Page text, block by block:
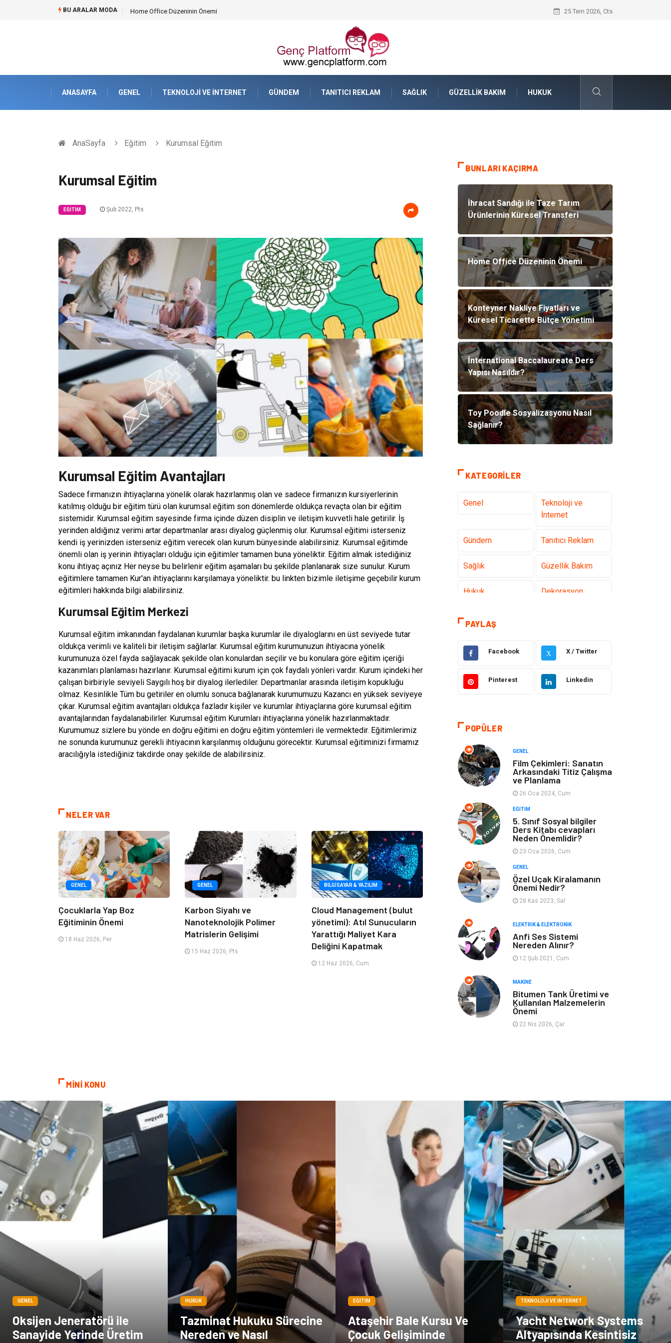
BU ARALAR MODA Konteyner Nakliye Fiyatları ve Küresel Ticarette Bütçe Yönetimi İnternational Baccalaureate Ders Yapısı
25 Tem 2026, Cts
ANASAYFA GENEL TEKNOLOJI VE İNTERNET GÜNDEM TANITICI REKLAM SAĞLIK GÜZELLIK BAKIM HUKUK
AnaSayfa Eğitim Kurumsal Eğitim
Kurumsal Eğitim
EĞITIM Şub 2022, Pts
Kurumsal Eğitim Avantajları
Sadece firmanızın ihtiyaçlarına yönelik olarak hazırlanmış olan ve sadece firmanızın kursiyerlerinin
katılmış olduğu bir eğitim türü olan kurumsal eğitim son dönemlerde oldukça revaçta olan bir eğitim
sistemidir. Kurumsal eğitim sayesinde firma içinde düzen disiplin ve iletişim kuvvetli hale getirilir. İş
yerinden aldığınız verimi artar departmanlar arası diyalog güçlenmiş olur. Kurumsal eğitimi isterseniz
kendi iş yerinizden isterseniz eğitim verecek olan kurum bünyesinde alabilirsiniz. Kurumsal eğitimde
önemli olan iş yerinin ihtiyaçları olduğu için eğitimler tamamen buna yöneliktir. Eğitim almak istediğiniz
konu ihtiyaç açınız Her neyse bu belirlenir eğitim aşamaları bu şekilde planlanarak size sunulur. Kurum
eğitimlere tamamen Kur'an ihtiyaçlarını karşılamaya yöneliktir. bu linkten bizimle iletişime geçebilir kurum
eğitimleri hakkında bilgi alabilirsiniz.
Kurumsal Eğitim Merkezi
Kurumsal eğitim imkanından faydalanan kurumlar başka kurumlar ile diyaloglarını en üst seviyede tutar
oldukça verimli ve kaliteli bir iletişim sağlarlar. Kurumsal eğitim kurumunuzun ihtiyacına yönelik
kurumunuza özel fayda sağlayacak şekilde olan konulardan seçilir ve bu konulara göre eğitim içeriği
kazanımları planlaması hazırlanır. Kurumsal eğitimi kurum için çok faydalı yönleri vardır. Kurum içindeki her
çalışan birbiriyle seviyeli Saygılı hoş bir diyalog ilerlediler. Departmanlar arasında iletişim kopukluğu
olmaz. Kesinlikle Tüm bu getiriler en olumlu sonuca bağlanarak kurumumuzu Kazancı en yüksek seviyeye
çıkar. Kurumsal eğitim avantajları oldukça fazladır kişiler ve kurumlar ihtiyaçlarına göre kurumsal eğitim
avantajlarından faydalanabilirler. Kurumsal eğitim Kurumları ihtiyaçlarına yönelik hazırlanmaktadır.
Kurumumuz sizlere bu yönde en doğru eğitimi en doğru eğitim yöntemleri ile vermektedir. Eğitimlerimiz
ne sonunda kurumunuz gerekli ihtiyacının karşılanmış olduğunu görecektir. Kurumsal eğitiminizi firmamız
aracılığıyla istediğiniz takdirde onay şekilde de alabilirsiniz.
NELER VAR
GENEL
Çocuklarla Yap Boz
Eğitiminin Önemi
18 Haz 2026, Per
GENEL
Karbon Siyahı ve
Nanoteknolojik Polimer
Matrislerin Gelişimi
15 Haz 2026, Pts
BILGISAYAR & YAZILIM
Cloud Management (bulut
yönetimi): Atıl Sunucuların
Yarattığı Maliyet Kara
Deliğini Kapatmak
12 Haz 2026, Cum
BUNLARI KAÇIRMA
İhracat Sandığı ile Taze Tarım
Ürünlerinin Küresel Transferi
Home Office Düzeninin Önemi
Konteyner Nakliye Fiyatları ve
Küresel Ticarette Bütçe Yönetimi
İnternational Baccalaureate Ders
Yapısı Nasıldır?
Toy Poodle Sosyalizasyonu Nasıl
Sağlanır?
KATEGORILER
Genel
Teknoloji ve
İnternet
Gündem Tanıtıcı Reklam
Sağlık Güzellik Bakım
Hukuk Dekorasyon
Elektrik &
Elektronik
Sağlıklı Yaşam Organizasyon
Eğitim ve Kariyer Gıda
Makine
Keyif ve Hobi
Tatil Yeme İçme
Emlak
Bilgisayar &
Yazılım
Spor
İnternet
Eğlence
Mobilya Aksesuar
Anne Çocuk Müzik
Tekstil
Ev İşleri
PAYLAŞ
Facebook X X / Twitter
Pinterest Linkedin
POPÜLER
GENEL
Film Çekimleri: Sanatın
Arkasındaki Titiz Çalışma
ve Planlama
26 Oca 2024, Cum
EĞITIM
5. Sınıf Sosyal bilgiler
Ders Kitabı cevapları
Neden Önemlidir?
23 Oca 2026, Cum
GENEL
Özel Uçak Kiralamanın
Önemi Nedir?
28 Kas 2023, Sal
ELEKTRIK & ELEKTRONIK
Anfi Ses Sistemi
Nereden Alınır?
12 Şub 2021, Cum
MAKINE
Bitumen Tank Üretimi ve
Kullanılan Malzemelerin
Önemi
22 Nis 2026, Çar
MİNİ KONU
GENEL
Oksijen Jeneratörü ile
Sanayide Yerinde Üretim
HUKUK
Tazminat Hukuku Sürecine
Nereden ve Nasıl
EĞITIM
Ataşehir Bale Kursu Ve
Çocuk Gelişiminde
TEKNOLOJI VE İNTERNET
Yacht Network Systems
Altyapısında Kesintisiz